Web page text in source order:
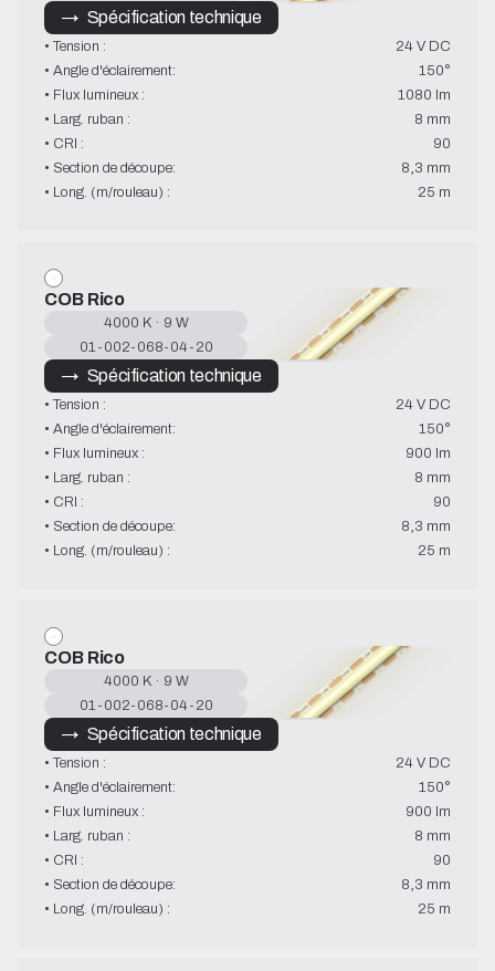
→   Spécification technique
• Tension :
24 V DC
• Angle d'éclairement:
150°
• Flux lumineux :
1080 lm
• Larg. ruban :
8 mm
• CRI :
90
• Section de découpe:
8,3 mm
• Long. (m/rouleau) :
25 m
COB Rico
4000 K · 9 W
01-002-068-04-20
→   Spécification technique
• Tension :
24 V DC
• Angle d'éclairement:
150°
• Flux lumineux :
900 lm
• Larg. ruban :
8 mm
• CRI :
90
• Section de découpe:
8,3 mm
• Long. (m/rouleau) :
25 m
COB Rico
4000 K · 9 W
01-002-068-04-20
→   Spécification technique
• Tension :
24 V DC
• Angle d'éclairement:
150°
• Flux lumineux :
900 lm
• Larg. ruban :
8 mm
• CRI :
90
• Section de découpe:
8,3 mm
• Long. (m/rouleau) :
25 m